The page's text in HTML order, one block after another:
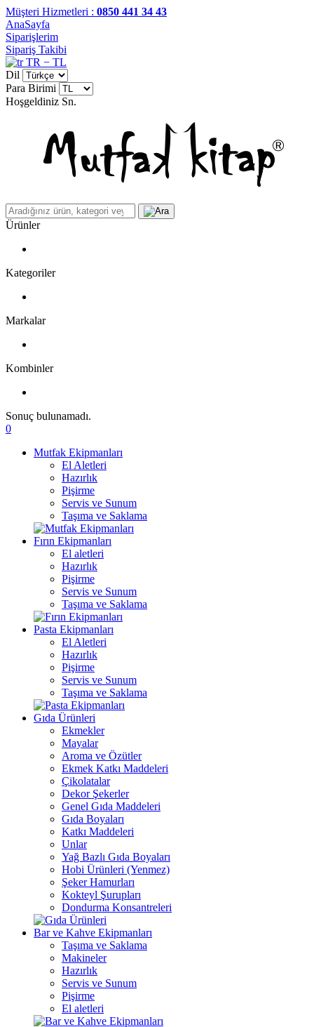
Müşteri Hizmetleri : 0850 441 34 43
AnaSayfa
Siparişlerim
Sipariş Takibi
TR − TL
Dil
Para Birimi
Hoşgeldiniz Sn.
Ürünler
Kategoriler
Markalar
Kombinler
Sonuç bulunamadı.
0
Mutfak Ekipmanları
El Aletleri
Hazırlık
Pişirme
Servis ve Sunum
Taşıma ve Saklama
Fırın Ekipmanları
El aletleri
Hazırlık
Pişirme
Servis ve Sunum
Taşıma ve Saklama
Pasta Ekipmanları
El Aletleri
Hazırlık
Pişirme
Servis ve Sunum
Taşıma ve Saklama
Gıda Ürünleri
Ekmekler
Mayalar
Aroma ve Özütler
Ekmek Katkı Maddeleri
Çikolatalar
Dekor Şekerler
Genel Gıda Maddeleri
Gıda Boyaları
Katkı Maddeleri
Unlar
Yağ Bazlı Gıda Boyaları
Hobi Ürünleri (Yenmez)
Şeker Hamurları
Kokteyl Şurupları
Dondurma Konsantreleri
Bar ve Kahve Ekipmanları
Taşıma ve Saklama
Makineler
Hazırlık
Servis ve Sunum
Pişirme
El aletleri